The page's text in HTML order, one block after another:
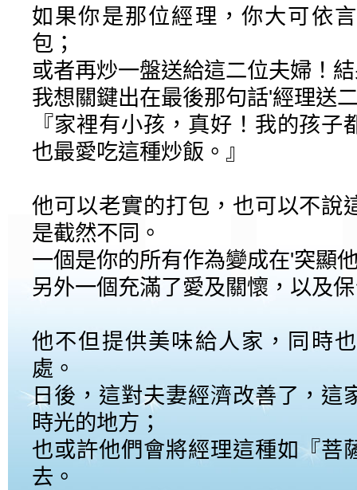
如果你是那位經理，你大可依
包；
或者再炒一盤送給這二位夫婦！
我想關鍵出在最後那句話'經理送
『家裡有小孩，真好！我的孩
也最愛吃這種炒飯。』
他可以老實的打包，也可以不說
是截然不同。
一個是你的所有作為變成在'突顯
另外一個充滿了愛及關懷，以及
他不但提供美味給人家，同時
處。
日後，這對夫妻經濟改善了，這
時光的地方；
也或許他們會將經理這種如『菩
去。